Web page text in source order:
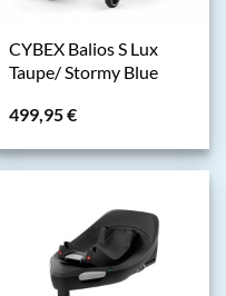
CYBEX Balios S Lux
Taupe/ Stormy Blue
499,95€